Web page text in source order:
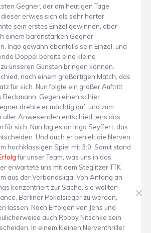
Gegner, der am heutigen Tage
erwies sich als sehr harter
sein erstes Einzel gewinnen, aber
einem bärenstarken Gegner
Ingo gewann ebenfalls sein Einzel, und
Doppel bereits eine kleine
unseren Gunsten bringen können.
nach einem großartigen Match, das
für sich. Nun folgte ein großer Auftritt
Beckmann. Gegen einen schier
drehte er mächtig auf, und zum
aller Anwesenden entschied Jens das
für sich. Nun lag es an Ingo Seyffert, das
Und auch er behielt die Nerven
hochklassigen Spiel mit 3:0. Somit stand
für unser Team, was uns in das
erwartete uns mit dem Steglitzer TTK
aus der Verbandsliga. Von Anfang an
konzentriert zur Sache, sie wollten
Berliner Pokalsieger zu werden,
lassen. Nach Erfolgen von Jens und
auch Robby Nitschke sein
In einem kleinen Nerventhriller